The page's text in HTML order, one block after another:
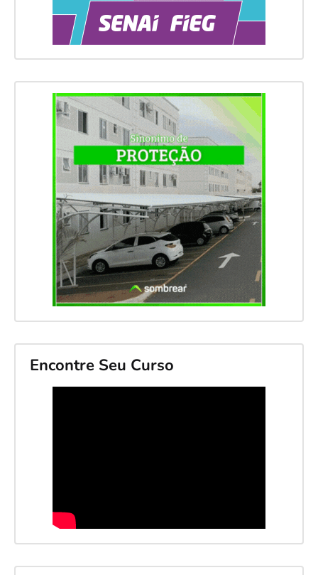
Encontre Seu Curso